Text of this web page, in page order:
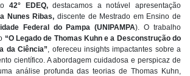
42° EDEQ,destacamos a notável apresentação
Nunes Ribas, discente de Mestrado em Ensino de
Federal do Pampa (UNIPAMPA). O trabalho
“O Legado de Thomas Kuhn e a Desconstrução do
da Ciência”, ofereceu insights impactantes sobre a
científico. A abordagem cuidadosa e perspicaz de
análise profunda das teorias de Thomas Kuhn,